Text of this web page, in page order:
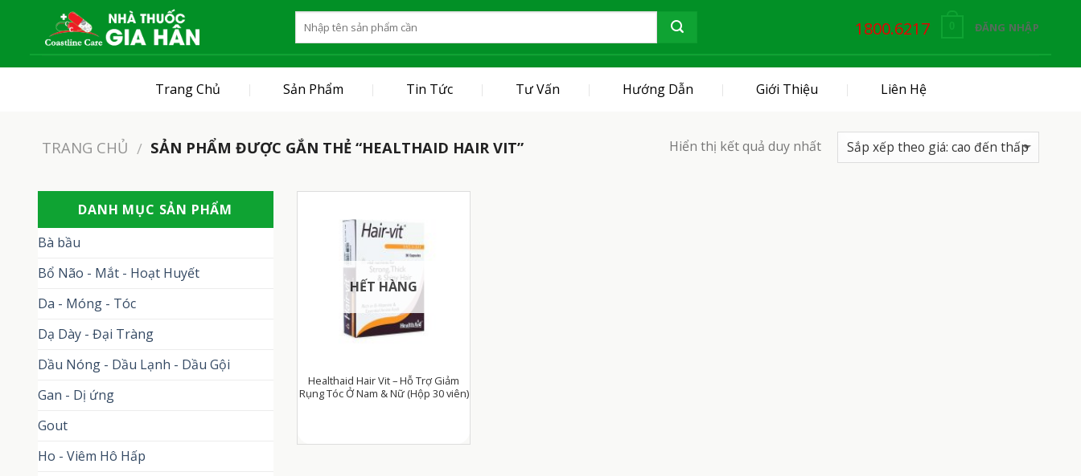
content
1800.6217 ĐĂNG NHẬP
Trang Chủ Sản Phẩm Tin Tức Tư Vấn Hướng Dẫn Giới Thiệu Liên Hệ
TRANG CHỦ / SẢN PHẨM ĐƯỢC GẮN THẺ “HEALTHAID HAIR VIT” Hiển thị kết quả duy nhất
DANH MỤC SẢN PHẨM
Bà bầu
Bổ Não - Mắt - Hoạt Huyết
Da - Móng - Tóc
Dạ Dày - Đại Tràng
Dầu Nóng - Dầu Lạnh - Dầu Gội
Gan - Dị ứng
Gout
Ho - Viêm Hô Hấp
HẾT HÀNG
Healthaid Hair Vit – Hỗ Trợ Giảm
Rụng Tóc Ở Nam & Nữ (Hộp 30 viên)